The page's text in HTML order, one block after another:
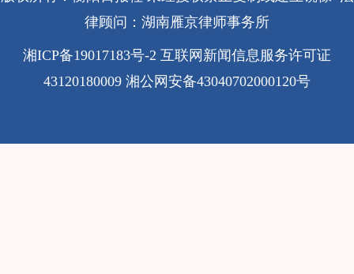
律顾问：湖南雁京律师事务所
湘ICP备19017183号-2 互联网新闻信息服务许可证
43120180009 湘公网安备43040702000120号